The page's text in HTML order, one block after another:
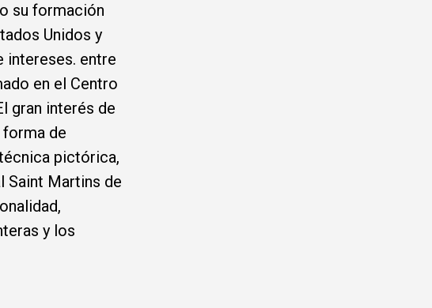
su formación
Unidos y
intereses. entre
en el Centro
gran interés de
de
pictórica,
Saint Martins de
y los